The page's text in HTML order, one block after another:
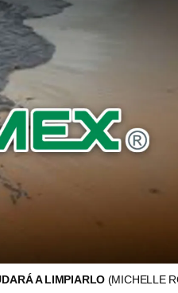
A LIMPIARLO (MICHELLE